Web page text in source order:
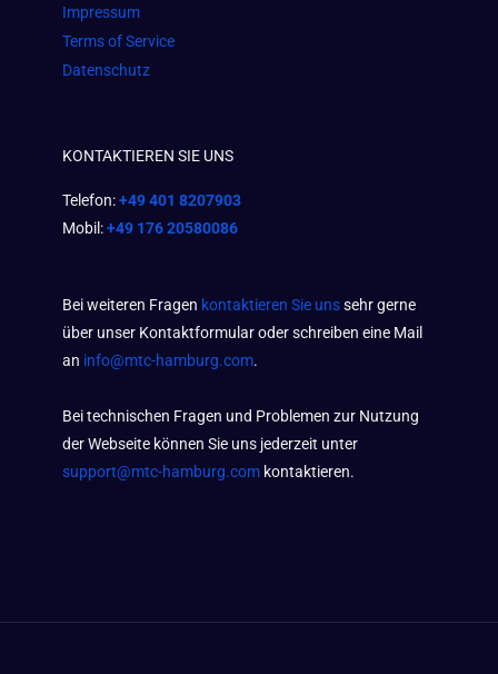
Impressum
Terms of Service
Datenschutz
KONTAKTIEREN SIE UNS
Telefon:+49 401 8207903
Mobil:+49 176 20580086
Bei weiteren Fragen kontaktieren Sie unssehr gerne
über unser Kontaktformular oder schreiben eine Mail
an info@mtc-hamburg.com.
Bei technischen Fragen und Problemen zur Nutzung
der Webseite können Sie uns jederzeit unter
support@mtc-hamburg.com kontaktieren.